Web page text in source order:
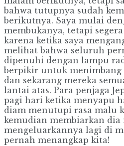
bahwa tutupnya sudah
berikutnya. Saya mulai
membukanya, tetapi
karena ketika saya
melihat bahwa seluruh
dipenuhi dengan lampu
berpikir untuk menimbang
dan sekarang mereka
lantai atas. Para penjaga
pagi hari ketika menyapu
diam menutupi rasa malu
kemudian membiarkan dia
mengeluarkannya lagi di
pernah menangkap kita!